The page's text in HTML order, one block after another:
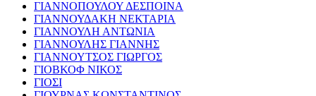
ΓΙΑΝΝΟΠΟΥΛΟΥ ΔΕΣΠΟΙΝΑ
ΓΙΑΝΝΟΥΔΑΚΗ ΝΕΚΤΑΡΙΑ
ΓΙΑΝΝΟΥΛΗ ΑΝΤΩΝΙΑ
ΓΙΑΝΝΟΥΛΗΣ ΓΙΑΝΝΗΣ
ΓΙΑΝΝΟΥΤΣΟΣ ΓΙΩΡΓΟΣ
ΓΙΟΒΚΟΦ ΝΙΚΟΣ
ΓΙΟΣΙ